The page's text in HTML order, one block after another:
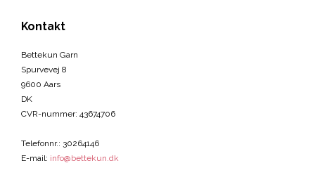
Kontakt
Bettekun Garn
Spurvevej 8
9600 Aars
DK
CVR-nummer: 43674706
Telefonnr.: 30264146
E-mail: info@bettekun.dk